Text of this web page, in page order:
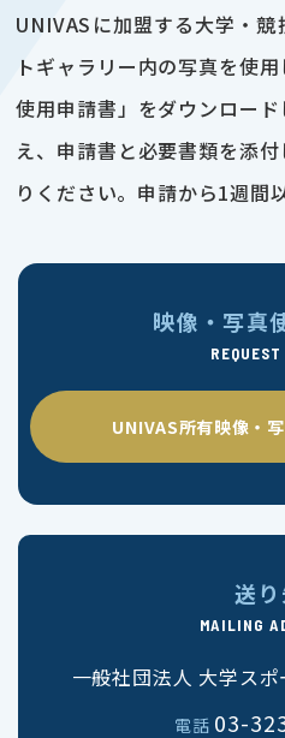
UNIVASに加盟する大学・
トギャラリー内の写真を使
使用申請書」をダウンロー
え、申請書と必要書類を添
りください。申請から1週間
映像・写真
REQUEST
UNIVAS所有映像・
送り
MAILING
一般社団法人 大学ス
電話 03-